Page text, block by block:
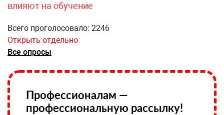
влияют на обучение
Всего проголосовало: 2246
Открыть отдельно
Все опросы
Профессионалам —
профессиональную рассылку!